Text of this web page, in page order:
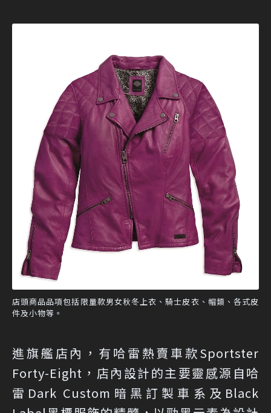
店頭商品品項包括限量款男女秋冬上衣、騎士皮衣、帽類、各式皮
件及小物等。
進旗艦店內，有哈雷熱賣車款Sportster
Forty-Eight，店內設計的主要靈感源自哈
雷Dark Custom暗黑訂製車系及Black